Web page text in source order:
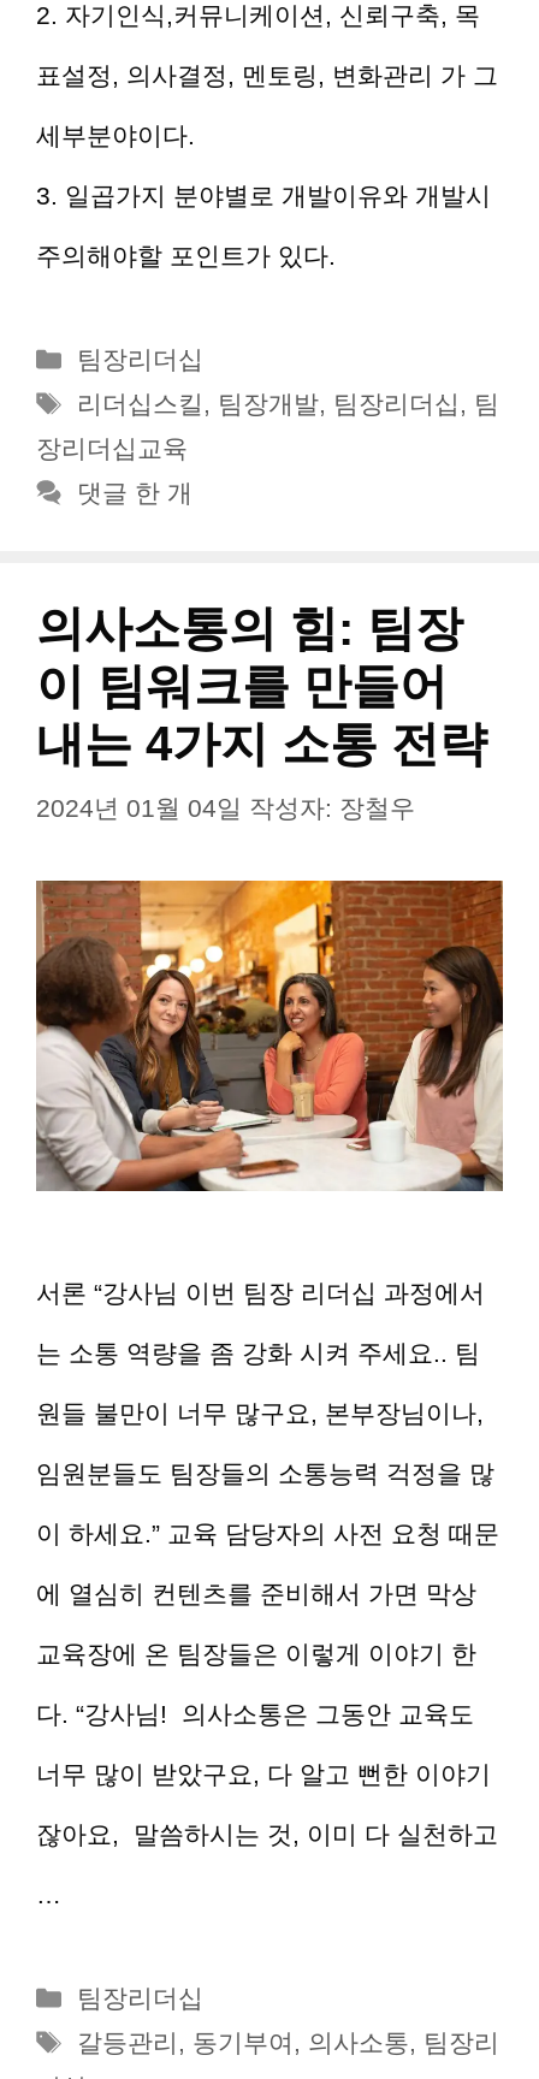
2. 자기인식,커뮤니케이션, 신뢰구축, 목
표설정, 의사결정, 멘토링, 변화관리 가 그
세부분야이다.
3. 일곱가지 분야별로 개발이유와 개발시
주의해야할 포인트가 있다.
카
테
리
팀장리더십
태
그
리더십스킬 , 팀장개발, 팀장리더십 , 팀
장리더십교육
댓글 한 개
의사소통의 힘: 팀장
이 팀워크를 만들어
내는 4가지 소통 전략
2024년 01월 04일 작성자: 장철우
서론 “강사님 이번 팀장 리더십 과정에서
는 소통 역량을 좀 강화 시켜 주세요.. 팀
원들 불만이 너무 많구요, 본부장님이나,
임원분들도 팀장들의 소통능력 걱정을 많
이 하세요.” 교육 담당자의 사전 요청 때문
에 열심히 컨텐츠를 준비해서 가면 막상
교육장에 온 팀장들은 이렇게 이야기 한
다. “강사님! 의사소통은 그동안 교육도
너무 많이 받았구요, 다 알고 뻔한 이야기
잖아요, 말씀하시는 것, 이미 다 실천하고
…
카
테
팀장리더십
태
갈등관리 , 동기부여 , 의사소통, 팀장리